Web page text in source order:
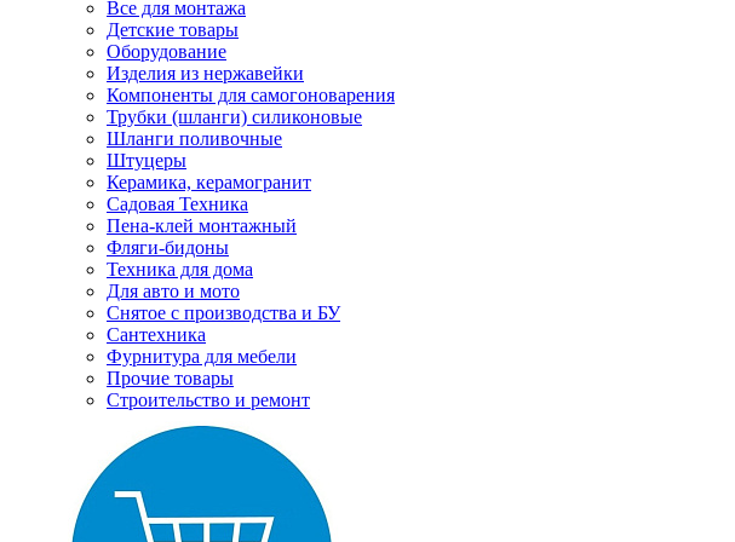
Все для монтажа
Детские товары
Оборудование
Изделия из нержавейки
Компоненты для самогоноварения
Трубки (шланги) силиконовые
Шланги поливочные
Штуцеры
Керамика, керамогранит
Садовая Техника
Пена-клей монтажный
Фляги-бидоны
Техника для дома
Для авто и мото
Снятое с производства и БУ
Сантехника
Фурнитура для мебели
Прочие товары
Строительство и ремонт